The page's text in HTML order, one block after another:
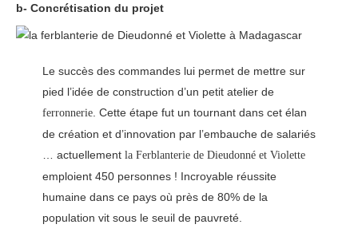
b- Concrétisation du projet
Le succès des commandes lui permet de mettre sur
pied l’idée de construction d’un petit atelier de
ferronnerie. Cette étape fut un tournant dans cet élan
de création et d’innovation par l’embauche de salariés
… actuellement la Ferblanterie de Dieudonné et Violette
emploient 450 personnes ! Incroyable réussite
humaine dans ce pays où près de 80% de la
population vit sous le seuil de pauvreté.